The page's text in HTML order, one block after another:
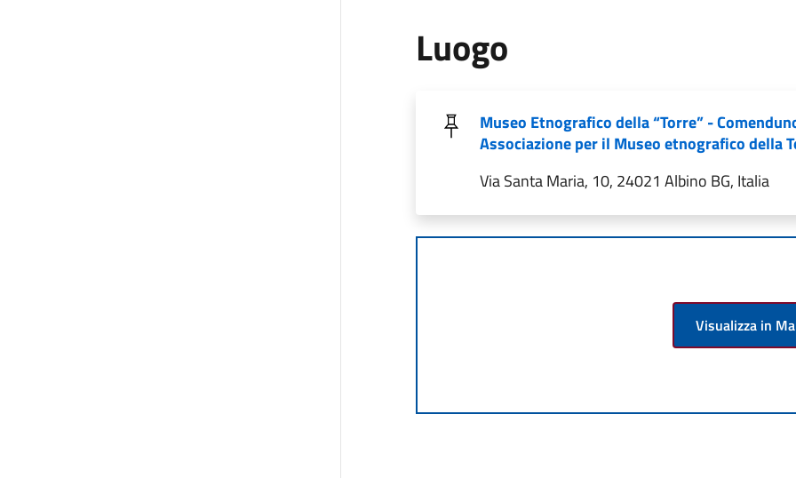
Luogo
Museo Etnografico della “Torre” -
Associazione per il Museo etnografico della
Via Santa Maria, 10, 24021 Albino BG, Italia
Visualizza in